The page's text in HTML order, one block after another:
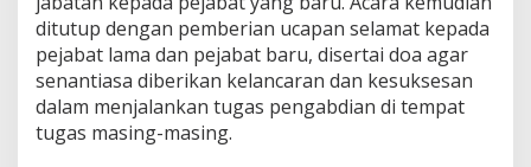
ditutup dengan pemberian ucapan selamat kepada
pejabat lama dan pejabat baru, disertai doa agar
senantiasa diberikan kelancaran dan kesuksesan
dalam menjalankan tugas pengabdian di tempat
tugas masing-masing.